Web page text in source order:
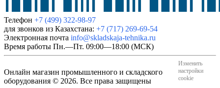
Телефон +7 (499) 322-98-97
для звонков из Казахстана: +7 (717) 269-69-54
Электронная почта info@skladskaja-tehnika.ru
Время работы Пн.—Пт. 09:00—18:00 (МСК)
Онлайн магазин промышленного и складского
оборудования © 2026. Все права защищены
Изменить
настройки
cookie